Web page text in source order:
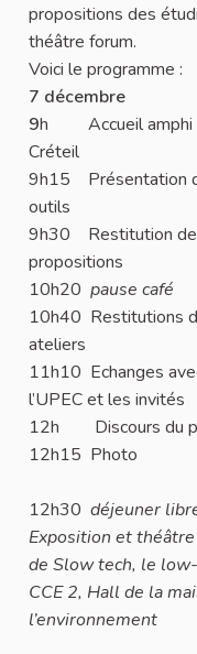
propositions des
théâtre forum.
Voici le programme :
7 décembre
9h Accueil amphi
Créteil
9h15 Présentation
outils
9h30 Restitution
propositions
10h20 pause café
10h40 Restitutions
ateliers
11h10 Echanges
l’UPEC et les invités
12h Discours du
12h15 Photo
12h30 déjeuner
Exposition et
de Slow tech, le
CCE 2, Hall de la
l’environnement